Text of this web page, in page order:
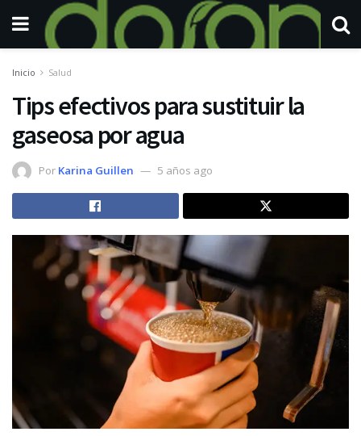
Inicio Salud
Tips efectivos para sustituir la
gaseosa por agua
Por Karina Guillen 5 años ago